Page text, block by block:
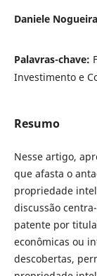
Daniele
Palavras-chave:
Investimento e
Resumo
Nesse artigo,
que afasta o
propriedade
discussão
patente por
econômicas ou
descobertas,